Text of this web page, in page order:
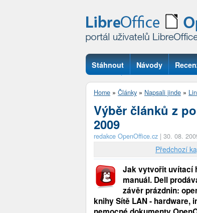
Stáhnout Návody
Otázky
Home » Články » Napsali jinde »
Výběr článků z
2009
redakce OpenOffice.cz | 30. 08.
Předchozí
Jak vytvořit uvítací
manuál. Dell
závěr prázdnin:
knihy Sítě LAN - hardware,